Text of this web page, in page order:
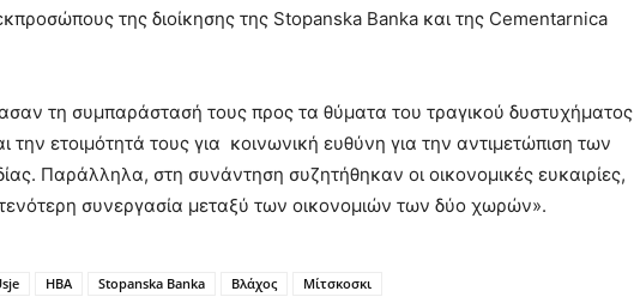
της διοίκησης της Stopanska Banka και της Cementarnica
τη συμπαράστασή τους προς τα θύματα του τραγικού δυστυχήματος
την ετοιμότητά τους για κοινωνική ευθύνη για την αντιμετώπιση των
Παράλληλα, στη συνάντηση συζητήθηκαν οι οικονομικές ευκαιρίες,
συνεργασία μεταξύ των οικονομιών των δύο χωρών».
HBA Stopanska Banka Βλάχος Μίτσκοσκι